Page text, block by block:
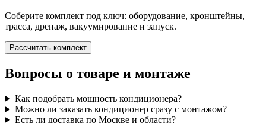
Соберите комплект под ключ: оборудование, кронштейны,
трасса, дренаж, вакуумирование и запуск.
Рассчитать комплект
Вопросы о товаре и монтаже
Как подобрать мощность кондиционера?
Можно ли заказать кондиционер сразу с монтажом?
Есть ли доставка по Москве и области?